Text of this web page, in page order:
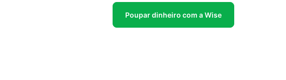
Poupar dinheiro com a Wise